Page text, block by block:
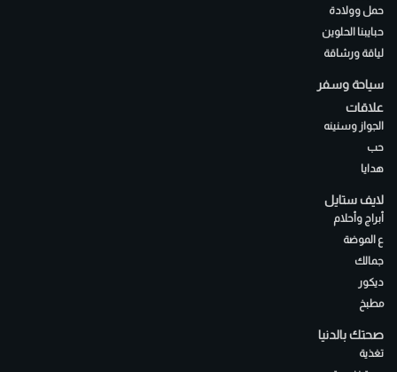
حمل وولادة
حبايبنا الحلوين
لياقة ورشاقة
سياحة وسفر
علاقات
الجواز وسنينه
حب
هدايا
لايف ستايل
أبراج وأحلام
ع الموضة
جمالك
ديكور
مطبخ
صحتك بالدنيا
تغذية